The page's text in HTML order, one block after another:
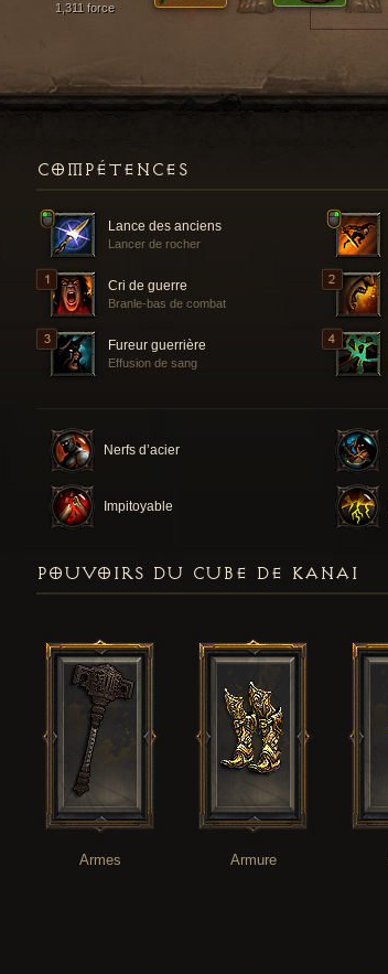
1,311 force
COMPÉTENCES
Lance des anciens
Lancer de rocher
Cri de guerre
Branle-bas de combat
Fureur guerrière
Effusion de sang
Nerfs d’acier
Impitoyable
POUVOIRS DU CUBE DE KANAI
Armes Armure